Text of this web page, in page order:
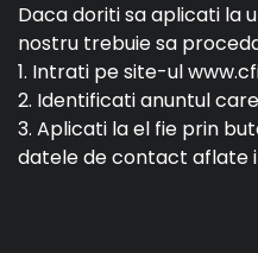
Daca doriti sa aplicati la
nostru trebuie sa
1. Intrati pe site-ul
2. Identificati anuntul
3. Aplicati la el fie prin
datele de contact aflate